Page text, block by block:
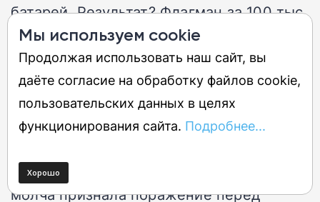
батарей. Результат? Флагман за 100 тыс.
руб. едва переживал рабочий день.
Теперь что-то щёлкнуло. Умные дисплеи
с дикой герцовкой, фоновые ИИ-
процессоры, нейросетевая обработка
обмануть физику не вышло. Индустрия
молча признала поражение перед
Мы используем cookie
Продолжая использовать наш сайт, вы
даёте согласие на обработку файлов cookie,
пользовательских данных в целях
функционирования сайта. Подробнее...